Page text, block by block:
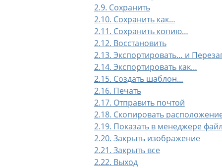
2.9. Сохранить
2.10. Сохранить как…
2.11. Сохранить копию…
2.12. Восстановить
2.13. Экспортировать… и
2.14. Экспортировать как…
2.15. Создать шаблон…
2.16. Печать
2.17. Отправить почтой
2.18. Скопировать
2.19. Показать в менеджере
2.20. Закрыть изображение
2.21. Закрыть все
2.22. Выход